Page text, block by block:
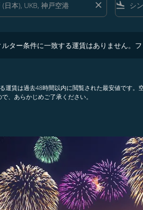
close flight_land
ルター条件に一致する運賃はありません。
運賃は過去48時間以内に閲覧された最安値です。
、あらかじめご了承ください。